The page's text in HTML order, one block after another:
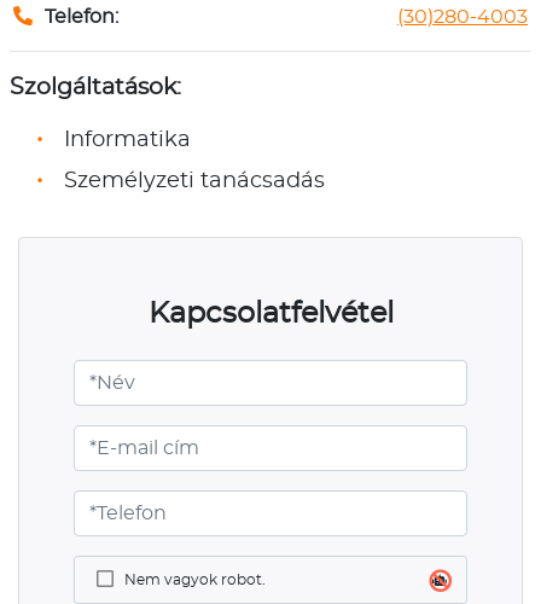
Telefon: (30)280-4003
Szolgáltatások:
Informatika
Személyzeti tanácsadás
Kapcsolatfelvétel
Nem vagyok robot.